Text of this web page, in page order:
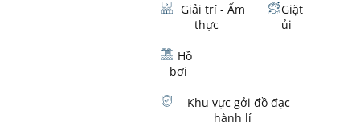
Giải trí - Ẩm
thực
Giặt
ủi
Hồ
bơi
Khu vực gởi đồ đạc
hành lí